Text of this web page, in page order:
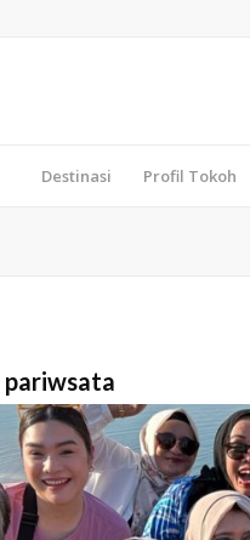
Destinasi Profil Tokoh
pariwsata